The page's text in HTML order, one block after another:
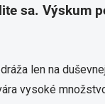
sa. Výskum
len na
vysoké